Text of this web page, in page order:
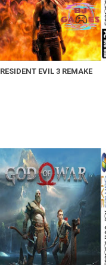
RESIDENT EVIL 3 REMAKE